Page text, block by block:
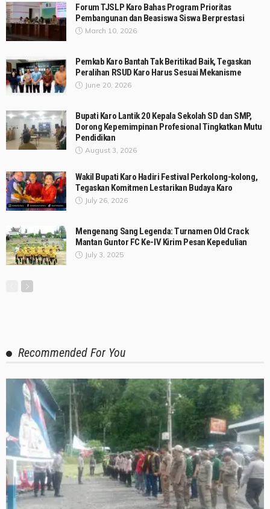
Forum TJSLP Karo Bahas Program Prioritas
Pembangunan dan Beasiswa Siswa Berprestasi
March 10, 2026
Pemkab Karo Bantah Tak Beritikad Baik, Tegaskan
Peralihan RSUD Karo Harus Sesuai Mekanisme
June 20, 2026
Bupati Karo Lantik 20 Kepala Sekolah SD dan SMP,
Dorong Kepemimpinan Profesional Tingkatkan Mutu
Pendidikan
August 3, 2026
Wakil Bupati Karo Hadiri Festival Perkolong-kolong,
Tegaskan Komitmen Lestarikan Budaya Karo
July 26, 2026
Mengenang Sang Legenda: Turnamen Old Crack
Mantan Guntor FC Ke-IV Kirim Pesan Kepedulian
July 3, 2025
Recommended For You